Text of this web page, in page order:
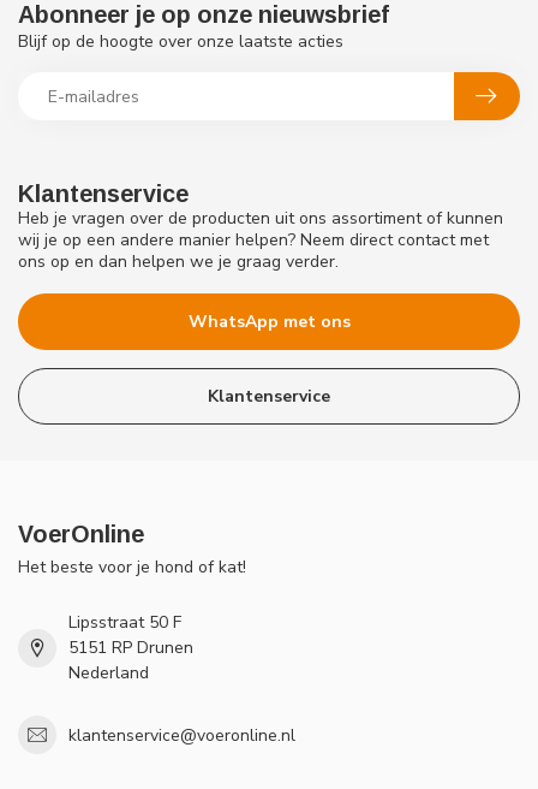
Klantenservice
Heb je vragen over de producten uit ons assortiment of kunnen
wij je op een andere manier helpen? Neem direct contact met
ons op en dan helpen we je graag verder.
WhatsApp met ons
Klantenservice
Abonneer je op onze nieuwsbrief
Blijf op de hoogte over onze laatste acties
VoerOnline
Het beste voor je hond of kat!
Lipsstraat 50 F
5151 RP Drunen
Nederland
klantenservice@voeronline.nl